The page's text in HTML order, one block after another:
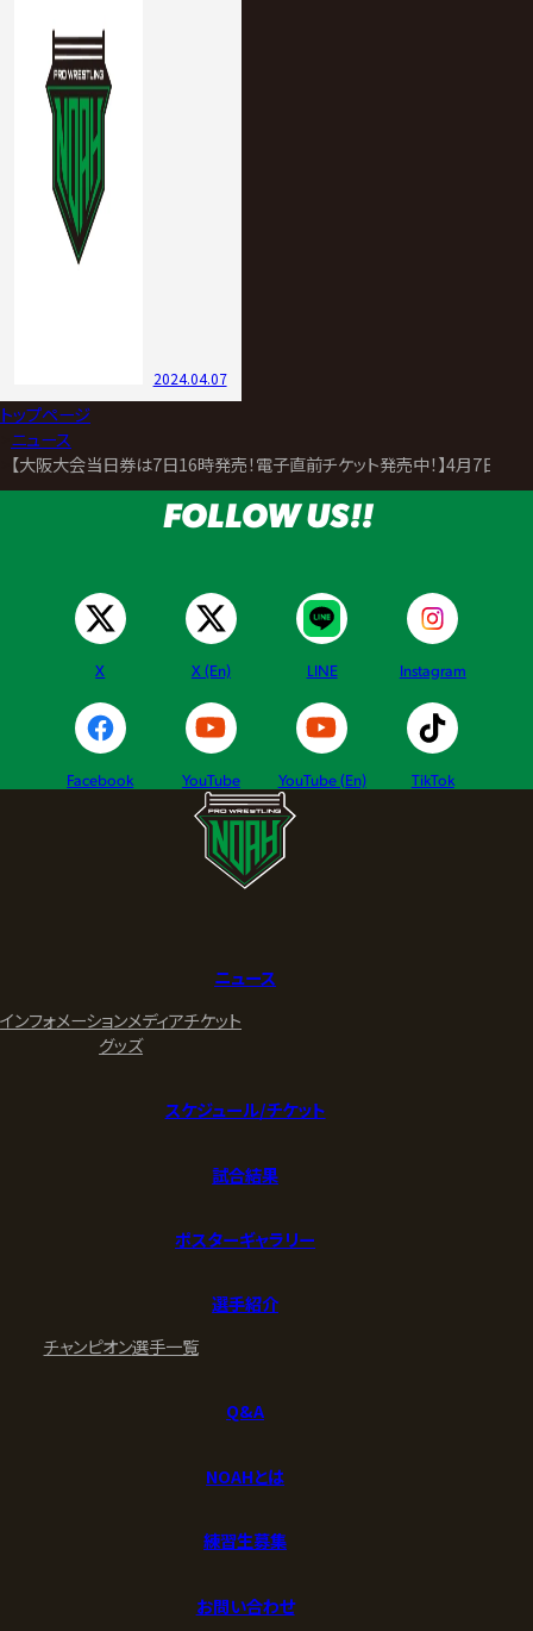
2024.04.07
トップページ
ニュース
【大阪大会当日券は7日16時発売！電子直前チケット発売中！】4月7日エ
FOLLOW US!!
X X (En) LINE Instagram
Facebook YouTube YouTube (En) TikTok
ニュース
インフォメーションメディアチケット
グッズ
スケジュール/チケット
試合結果
ポスターギャラリー
選手紹介
チャンピオン選手一覧
Q&A
NOAHとは
練習生募集
お問い合わせ